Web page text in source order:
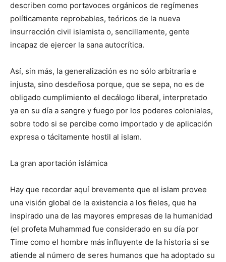
describen como portavoces orgánicos de regímenes
políticamente reprobables, teóricos de la nueva
insurrección civil islamista o, sencillamente, gente
incapaz de ejercer la sana autocrítica.
Así, sin más, la generalización es no sólo arbitraria e
injusta, sino desdeñosa porque, que se sepa, no es de
obligado cumplimiento el decálogo liberal, interpretado
ya en su día a sangre y fuego por los poderes coloniales,
sobre todo si se percibe como importado y de aplicación
expresa o tácitamente hostil al islam.
La gran aportación islámica
Hay que recordar aquí brevemente que el islam provee
una visión global de la existencia a los fieles, que ha
inspirado una de las mayores empresas de la humanidad
(el profeta Muhammad fue considerado en su día por
Time como el hombre más influyente de la historia si se
atiende al número de seres humanos que ha adoptado su